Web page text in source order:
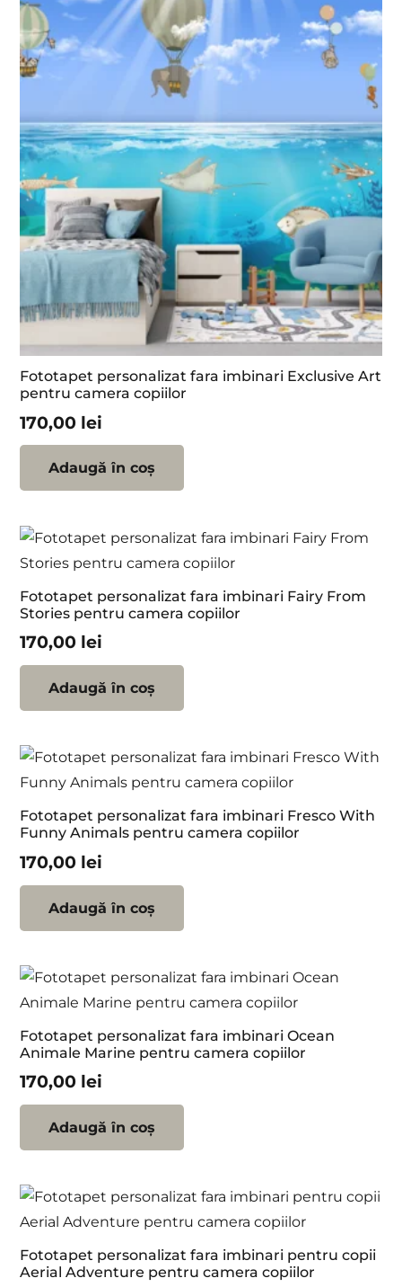
Fototapet personalizat fara imbinari Exclusive Art
pentru camera copiilor
170,00 lei
Adaugă în coș
Fototapet personalizat fara imbinari Fairy From
Stories pentru camera copiilor
170,00 lei
Adaugă în coș
Fototapet personalizat fara imbinari Fresco With
Funny Animals pentru camera copiilor
170,00 lei
Adaugă în coș
Fototapet personalizat fara imbinari Ocean
Animale Marine pentru camera copiilor
170,00 lei
Adaugă în coș
Fototapet personalizat fara imbinari pentru copii
Aerial Adventure pentru camera copiilor